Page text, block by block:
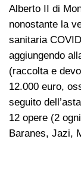
Alberto II di
nonostante la
sanitaria
aggiungendo
(raccolta e
12.000 euro,
seguito
12 opere (2
Baranes, Jazi,